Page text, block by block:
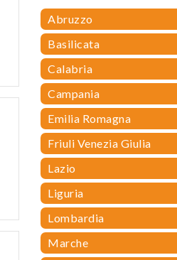
Abruzzo
Basilicata
Calabria
Campania
Emilia Romagna
Friuli Venezia Giulia
Lazio
Liguria
Lombardia
Marche